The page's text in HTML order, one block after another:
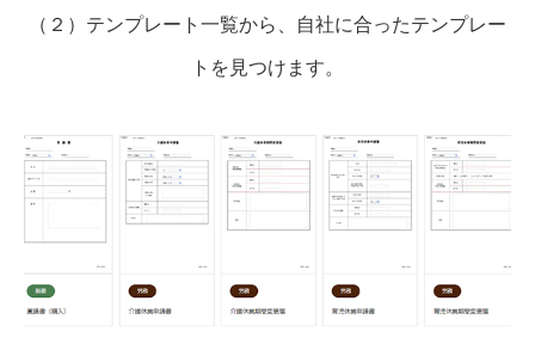
（２）テンプレート一覧から、自社に合ったテンプレー
トを見つけます。